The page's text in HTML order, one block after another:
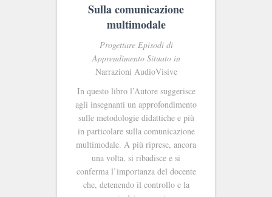
Sulla comunicazione
multimodale
Progettare Episodi di
Apprendimento Situato in
Narrazioni AudioVisive
In questo libro l’Autore suggerisce
agli insegnanti un approfondimento
sulle metodologie didattiche e più
in particolare sulla comunicazione
multimodale. A più riprese, ancora
una volta, si ribadisce e si
conferma l’importanza del docente
che, detenendo il controllo e la